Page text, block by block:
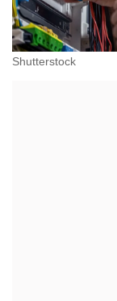
Shutterstock